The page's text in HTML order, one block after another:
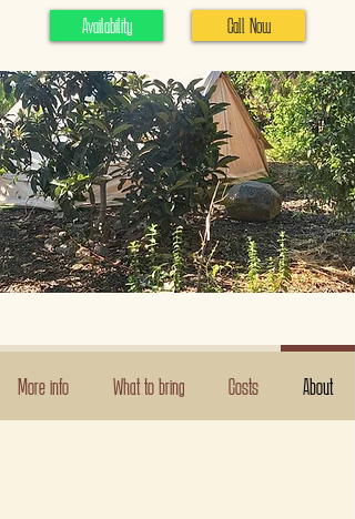
Availability Call Now
About
Costs
What to bring
More info